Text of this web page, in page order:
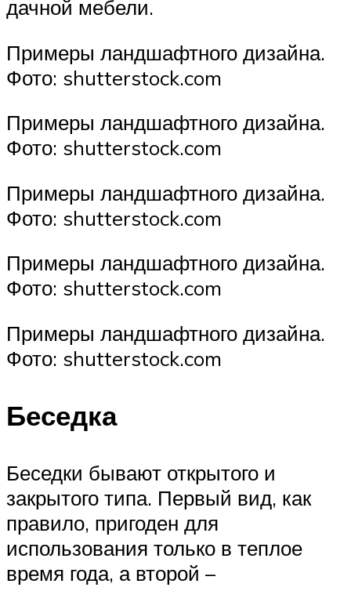
дачной мебели.
Примеры ландшафтного дизайна.
Фото: shutterstock.com
Примеры ландшафтного дизайна.
Фото: shutterstock.com
Примеры ландшафтного дизайна.
Фото: shutterstock.com
Примеры ландшафтного дизайна.
Фото: shutterstock.com
Примеры ландшафтного дизайна.
Фото: shutterstock.com
Беседка
Беседки бывают открытого и
закрытого типа. Первый вид, как
правило, пригоден для
использования только в теплое
время года, а второй –